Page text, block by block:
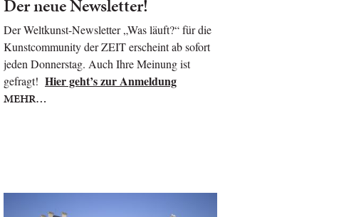
Der neue Newsletter!
Der Weltkunst-Newsletter „Was läuft?“ für die
Kunstcommunity der ZEIT erscheint ab sofort
jeden Donnerstag. Auch Ihre Meinung ist
gefragt! Hier geht’s zur Anmeldung
MEHR…